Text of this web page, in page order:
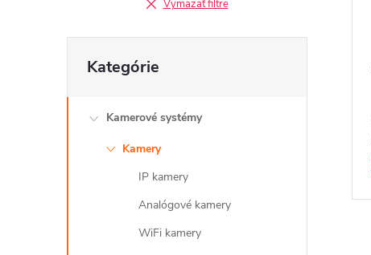
Vymazať filtre
kategórie
Kategórie
Kamerové systémy
Kamery
IP kamery
Analógové kamery
WiFi kamery